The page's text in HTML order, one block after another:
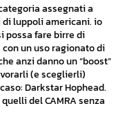
assegnati a
luppoli americani. io
possa fare birre di
un uso ragionato di
anzi danno un “boost”
(e sceglierli)
Darkstar Hophead.
del CAMRA senza